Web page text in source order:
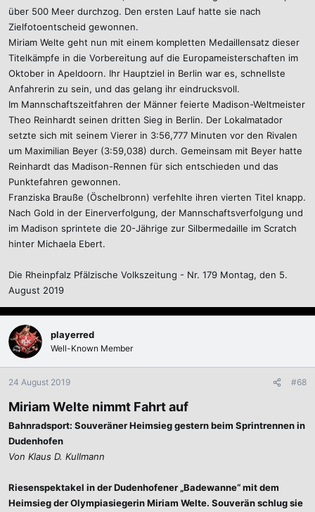
über 500 Meer durchzog. Den ersten Lauf hatte sie nach
Zielfotoentscheid gewonnen.
Miriam Welte geht nun mit einem kompletten Medaillensatz dieser
Titelkämpfe in die Vorbereitung auf die Europameisterschaften im
Oktober in Apeldoorn. Ihr Hauptziel in Berlin war es, schnellste
Anfahrerin zu sein, und das gelang ihr eindrucksvoll.
Im Mannschaftszeitfahren der Männer feierte Madison-Weltmeister
Theo Reinhardt seinen dritten Sieg in Berlin. Der Lokalmatador
setzte sich mit seinem Vierer in 3:56,777 Minuten vor den Rivalen
um Maximilian Beyer (3:59,038) durch. Gemeinsam mit Beyer hatte
Reinhardt das Madison-Rennen für sich entschieden und das
Punktefahren gewonnen.
Franziska Brauße (Öschelbronn) verfehlte ihren vierten Titel knapp.
Nach Gold in der Einerverfolgung, der Mannschaftsverfolgung und
im Madison sprintete die 20-Jährige zur Silbermedaille im Scratch
hinter Michaela Ebert.
Die Rheinpfalz Pfälzische Volkszeitung - Nr. 179 Montag, den 5.
August 2019
playerred
Well-Known Member
24 August 2019 #68
Miriam Welte nimmt Fahrt auf
Bahnradsport: Souveräner Heimsieg gestern beim Sprintrennen in
Dudenhofen
Von Klaus D. Kullmann
Riesenspektakel in der Dudenhofener „Badewanne“ mit dem
Heimsieg der Olympiasiegerin Miriam Welte. Souverän schlug sie